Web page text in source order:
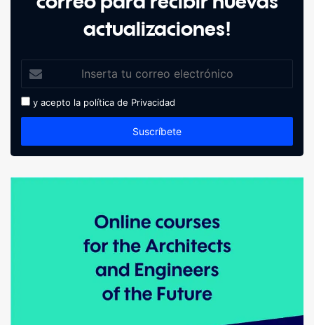
actualizaciones!
y acepto la política de Privacidad